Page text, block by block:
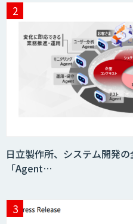
日立製作所、システム開発
「Agent…